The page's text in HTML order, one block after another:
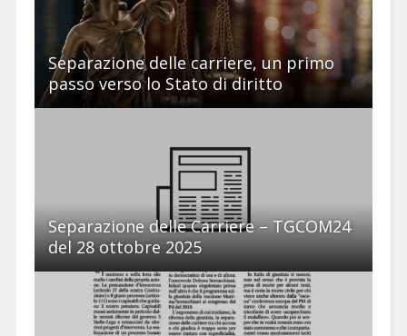
Separazione delle carriere, un primo
passo verso lo Stato di diritto
Separazione delle Carriere – TGCOM24
del 28 ottobre 2025